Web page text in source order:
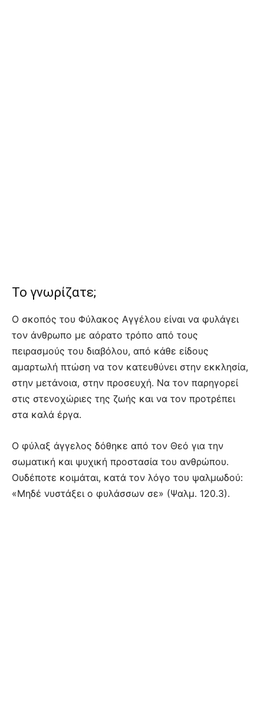
Το γνωρίζατε;
Ο σκοπός του Φύλακος Αγγέλου είναι να φυλάγει
τον άνθρωπο με αόρατο τρόπο από τους
πειρασμούς του διαβόλου, από κάθε είδους
αμαρτωλή πτώση να τον κατευθύνει στην εκκλησία,
στην μετάνοια, στην προσευχή. Να τον παρηγορεί
στις στενοχώριες της ζωής και να τον προτρέπει
στα καλά έργα.
Ο φύλαξ άγγελος δόθηκε από τον Θεό για την
σωματική και ψυχική προστασία του ανθρώπου.
Ουδέποτε κοιμάται, κατά τον λόγο του ψαλμωδού:
«Μηδέ νυστάξει ο φυλάσσων σε» (Ψαλμ. 120.3).